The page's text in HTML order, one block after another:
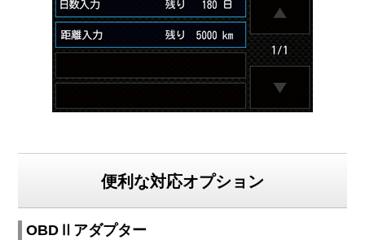
便利な対応オプション
OBDⅡアダプター